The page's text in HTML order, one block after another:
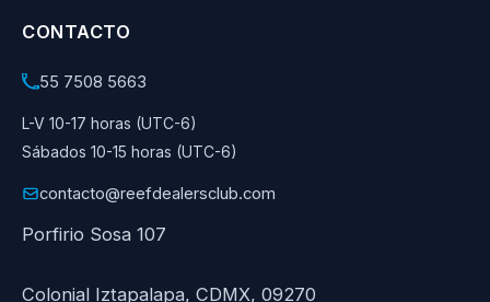
CONTACTO
55 7508 5663
L-V 10-17 horas (UTC-6)
Sábados 10-15 horas (UTC-6)
contacto@reefdealersclub.com
Porfirio Sosa 107
Colonial Iztapalapa, CDMX, 09270